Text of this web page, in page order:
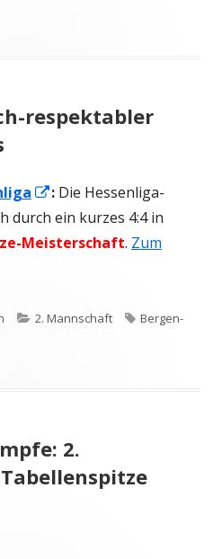
respektabler
In
neuem
Fenster
: Die Hessenliga-
durch ein kurzes 4:4 in
Meisterschaft. Zum
II: Versöhnlich-respektabler
Kategorien
2. Mannschaft Schlagwörter
Bergen-
2.
2. Mannschaft an